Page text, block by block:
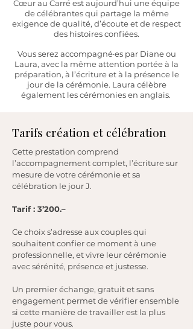
Cœur au Carré est aujourd’hui une équipe
de célébrantes qui partage la même
exigence de qualité, d’écoute et de respect
des histoires confiées.
Vous serez accompagné·es par Diane ou
Laura, avec la même attention portée à la
préparation, à l’écriture et à la présence le
jour de la cérémonie. Laura célèbre
également les cérémonies en anglais.
Tarifs création et célébration
Cette prestation comprend
l’accompagnement complet, l’écriture sur
mesure de votre cérémonie et sa
célébration le jour J.
Tarif : 3’200.–
Ce choix s’adresse aux couples qui
souhaitent confier ce moment à une
professionnelle, et vivre leur cérémonie
avec sérénité, présence et justesse.
Un premier échange, gratuit et sans
engagement permet de vérifier ensemble
si cette manière de travailler est la plus
juste pour vous.